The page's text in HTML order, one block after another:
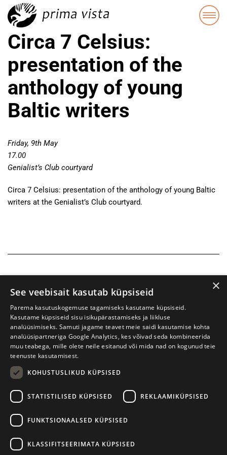
Circa 7 Celsius:
presentation of the
anthology of young
Baltic writers
Friday, 9th May
17.00
Genialist’s Club courtyard
Circa 7 Celsius: presentation of the anthology of young Baltic
writers at the Genialist’s Club courtyard.
W. Struve 1, Tartu 50091 +372 7427079
×
See veebisait kasutab küpsiseid
Parema kasutuskogemuse tagamiseks kasutame küpsiseid.
Kasutame küpsiseid sisu isikupärastamiseks ja liikluse
analüüsimiseks. Samuti jagame teavet meie saidi kasutamise kohta
analüüsipartneriga Google Analytics, kes võivad seda kombineerida
muu teabega, mille olete neile esitanud või mida nad on kogunud teie
teenuste kasutamisest.
KOHUSTUSLIKUD KÜPSISED
STATISTILISED KÜPSISED REKLAAMIKÜPSISED
FUNKTSIONAALSED KÜPSISED
KLASSIFITSEERIMATA KÜPSISED